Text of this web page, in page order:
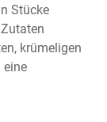
Stücke
krümeligen
eine